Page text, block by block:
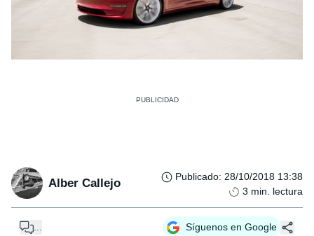
Alber Callejo Publicado: 28/10/2018 13:38
3 min. lectura
... Síguenos en Google